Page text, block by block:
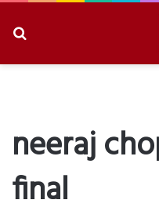
neeraj
final